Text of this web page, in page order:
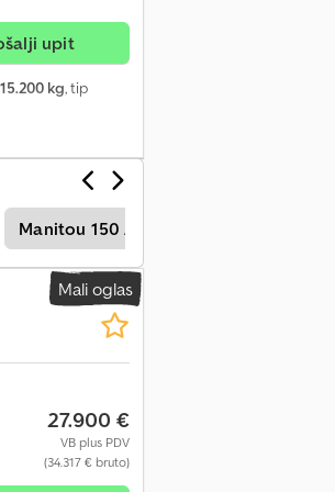
upit
15.200 kg, tip
Manitou 150 Aetj-C
Mali oglas
27.900 €
VB plus PDV
(34.317 € bruto)